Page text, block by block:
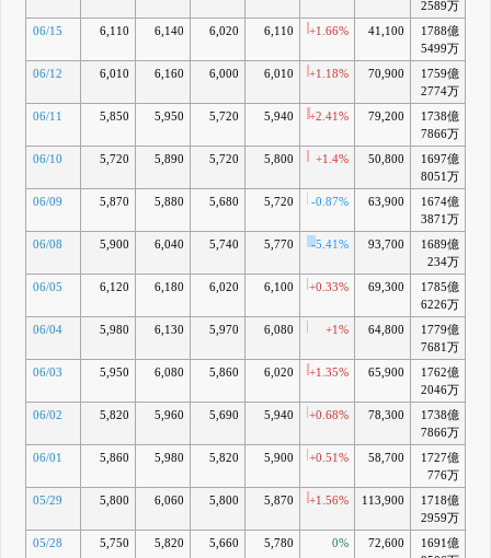
2589万
06/15 6,110 6,140 6,020 6,110 +1.66% 41,100
1788億
5499万
06/12 6,010 6,160 6,000 6,010 +1.18% 70,900
1759億
2774万
06/11 5,850 5,950 5,720 5,940 +2.41% 79,200
1738億
7866万
06/10 5,720 5,890 5,720 5,800 +1.4% 50,800
1697億
8051万
06/09 5,870 5,880 5,680 5,720 -0.87% 63,900
1674億
3871万
06/08 5,900 6,040 5,740 5,770 -5.41% 93,700
1689億
234万
06/05 6,120 6,180 6,020 6,100 +0.33% 69,300
1785億
6226万
06/04 5,980 6,130 5,970 6,080 +1% 64,800
1779億
7681万
06/03 5,950 6,080 5,860 6,020 +1.35% 65,900
1762億
2046万
06/02 5,820 5,960 5,690 5,940 +0.68% 78,300
1738億
7866万
06/01 5,860 5,980 5,820 5,900 +0.51% 58,700
1727億
776万
05/29 5,800 6,060 5,800 5,870 +1.56% 113,900
1718億
2959万
05/28 5,750 5,820 5,660 5,780 0% 72,600
1691億